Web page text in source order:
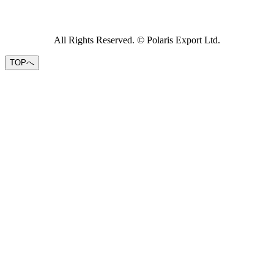
All Rights Reserved. © Polaris Export Ltd.
TOPへ